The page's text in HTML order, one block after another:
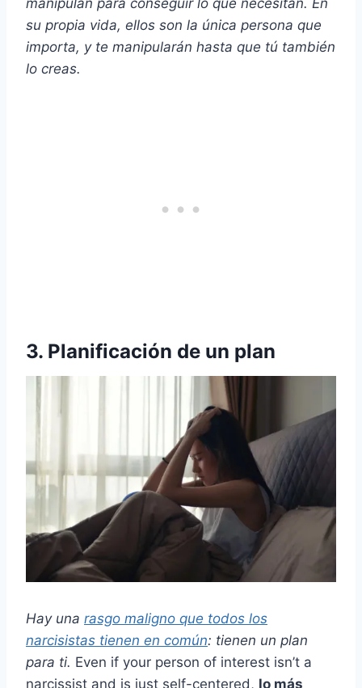
su propia vida, ellos son la única persona que
importa, y te manipularán hasta que tú también
lo creas.
3. Planificación de un plan
Hay una rasgo maligno que todos los
narcisistas tienen en común: tienen un plan
para ti. Even if your person of interest isn’t a
narcissist and is just self-centered, lo más